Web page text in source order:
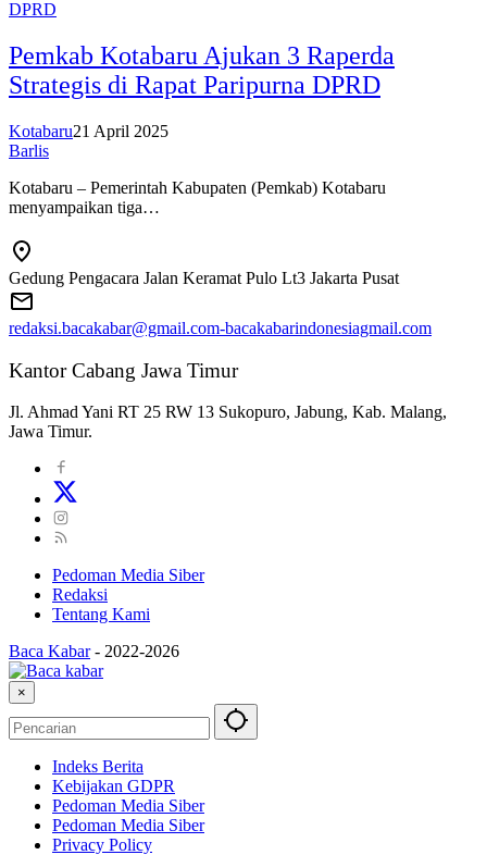
Pemkab Kotabaru Ajukan 3 Raperda
Strategis di Rapat Paripurna DPRD
Kotabaru21 April 2025
Barlis
Kotabaru – Pemerintah Kabupaten (Pemkab) Kotabaru
menyampaikan tiga…
Gedung Pengacara Jalan Keramat Pulo Lt3 Jakarta Pusat
redaksi.bacakabar@gmail.com-bacakabarindonesiagmail.com
Kantor Cabang Jawa Timur
Jl. Ahmad Yani RT 25 RW 13 Sukopuro, Jabung, Kab. Malang,
Jawa Timur.
Pedoman Media Siber
Redaksi
Tentang Kami
Baca Kabar - 2022-2026
×
Indeks Berita
Kebijakan GDPR
Pedoman Media Siber
Pedoman Media Siber
Privacy Policy